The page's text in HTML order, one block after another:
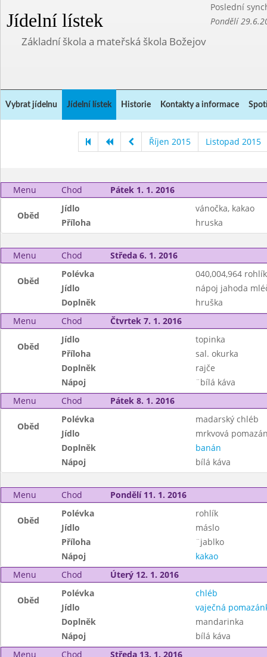
Jídelní lístek
Poslední
Pondělí
Základní škola a mateřská škola Božejov
Vybrat jídelnu Jídelní lístek Historie Kontakty a informace
Říjen 2015 Listopad 2015
Menu Chod Pátek 1. 1. 2016
Oběd
Jídlo
vánočka, kakao
Příloha
hruska
Menu Chod Středa 6. 1. 2016
Oběd
Polévka
040,004,964
Jídlo
nápoj jahoda
Doplněk
hruška
Menu
Chod Čtvrtek 7. 1. 2016
Oběd
Jídlo
topinka
Příloha
sal. okurka
Doplněk
rajče
Nápoj
¨bílá káva
Menu
Chod Pátek 8. 1. 2016
Oběd
Polévka
madarský chléb
Jídlo
mrkvová
Doplněk
banán
Nápoj
bílá káva
Menu Chod Pondělí 11. 1. 2016
Oběd
Polévka
rohlík
Jídlo
máslo
Příloha
¨jablko
Nápoj
kakao
Menu
Chod Úterý 12. 1. 2016
Oběd
Polévka
chléb
Jídlo
vaječná
Doplněk
mandarinka
Nápoj
bílá káva
Menu
Chod Středa 13. 1. 2016